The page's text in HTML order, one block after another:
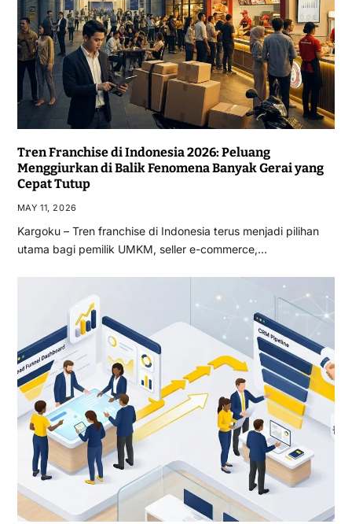
Tren Franchise di Indonesia 2026: Peluang
Menggiurkan di Balik Fenomena Banyak Gerai yang
Cepat Tutup
MAY 11, 2026
Kargoku – Tren franchise di Indonesia terus menjadi pilihan
utama bagi pemilik UMKM, seller e-commerce,…